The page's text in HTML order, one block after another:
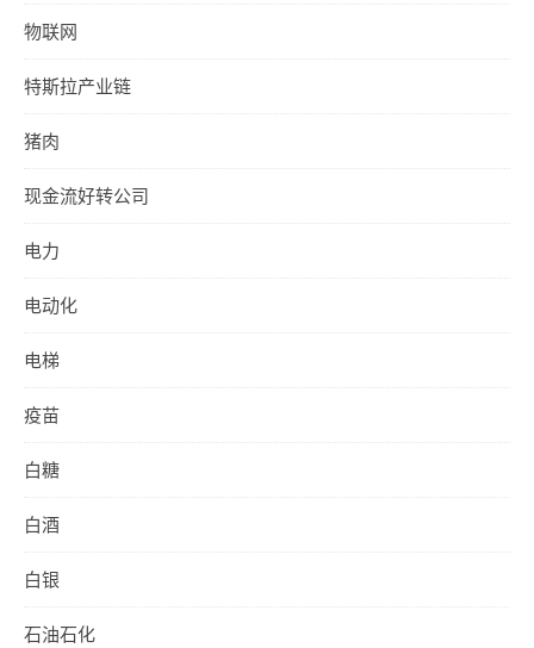
物联网
特斯拉产业链
猪肉
现金流好转公司
电力
电动化
电梯
疫苗
白糖
白酒
白银
石油石化